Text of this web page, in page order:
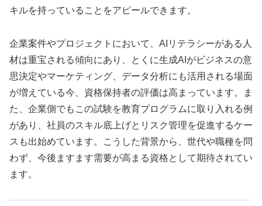
キルを持っていることをアピールできます。
企業案件やプロジェクトにおいて、AIリテラシーがある人
材は重宝される傾向にあり、とくに生成AIがビジネスの意
思決定やマーケティング、データ分析にも活用される場面
が増えている今、資格保持者の評価は高まっています。ま
た、企業側でもこの試験を教育プログラムに取り入れる例
があり、社員のスキル底上げとリスク管理を促進するケー
スも出始めています。こうした背景から、世代や職種を問
わず、今後ますます需要が高まる資格として期待されてい
ます。